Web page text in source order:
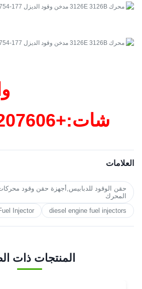
شات:+86
العلامات
حقن الوقود للدبابيس,أجهزة حقن وقود
المحرك
diesel engine fuel injectors
Injector
المنتجات ذات